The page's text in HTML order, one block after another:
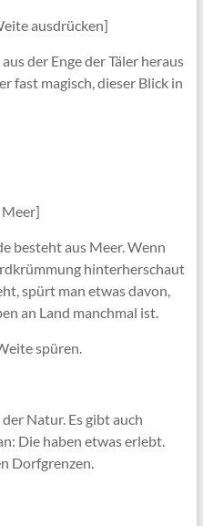
ausdrücken]
der Enge der Täler heraus
fast magisch, dieser Blick in
Meer]
besteht aus Meer. Wenn
hinterherschaut
spürt man etwas davon,
an Land manchmal ist.
spüren.
Natur. Es gibt auch
Die haben etwas erlebt.
Dorfgrenzen.